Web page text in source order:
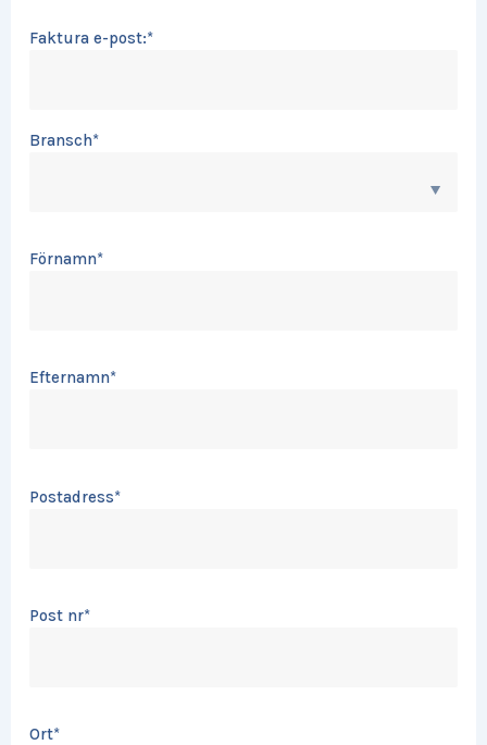
Faktura e-post:*
Bransch*
Förnamn*
Efternamn*
Postadress*
Post nr*
Ort*